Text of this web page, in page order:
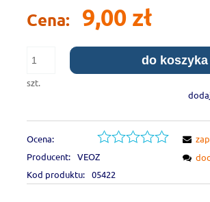
Cena: 9,00 zł
szt.
do koszyka
Ocena:
Producent: VEOZ
Kod produktu: 05422